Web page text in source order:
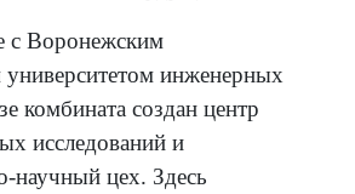
с Воронежским
университетом инженерных
комбината создан центр
исследований и
научный цех. Здесь